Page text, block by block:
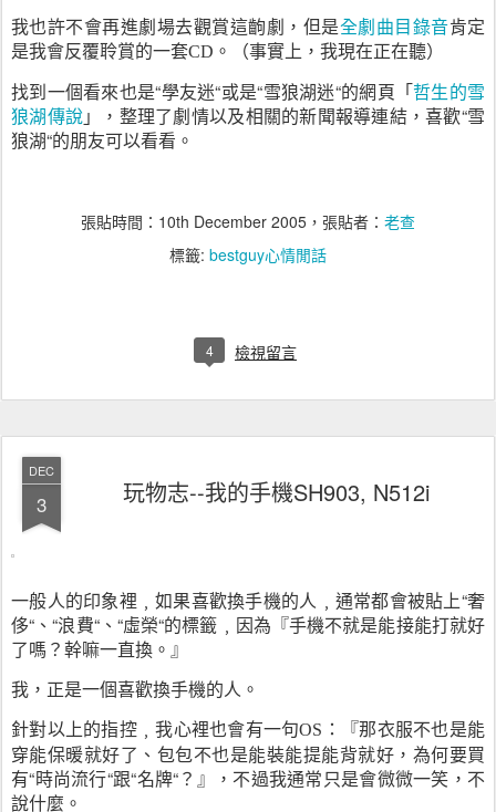
我也許不會再進劇場去觀賞這齣劇，但是全劇曲目錄音肯定
是我會反覆聆賞的一套CD 。（事實上，我現在正在聽）
找到一個看來也是“學友迷“或是“雪狼湖迷“的網頁「哲生的雪
狼湖傳說」，整理了劇情以及相關的新聞報導連結，喜歡“雪
狼湖“的朋友可以看看。
張貼時間： 10th December 2005 ，張貼者： 老查
標籤: bestguy心情閒話
4 檢視留言
DEC
3 玩物志--我的手機SH903, N512i
一般人的印象裡﹐如果喜歡換手機的人﹐通常都會被貼上“奢
侈“、“浪費“、“虛榮“的標籤﹐因為『手機不就是能接能打就好
了嗎？幹嘛一直換。』
我， 正是一個喜歡換手機的人。
針對以上的指控﹐我心裡也會有一句OS ：『那衣服不也是能
穿能保暖就好了、包包不也是能裝能提能背就好，為何要買
有“時尚流行“跟“名牌“？』，不過我通常只是會微微一笑，不
說什麼。